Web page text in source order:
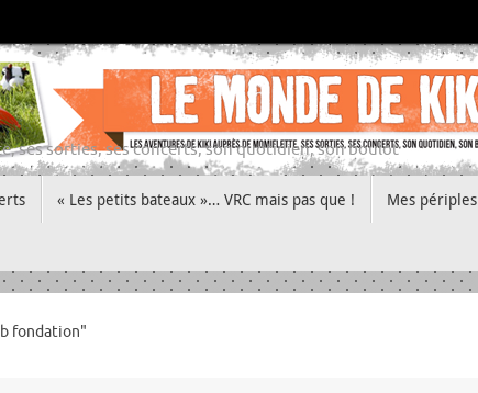
ses sorties, ses concerts, son quotidien, son boulot
« Les petits bateaux »… VRC mais pas que ! Mes périples
fondation"